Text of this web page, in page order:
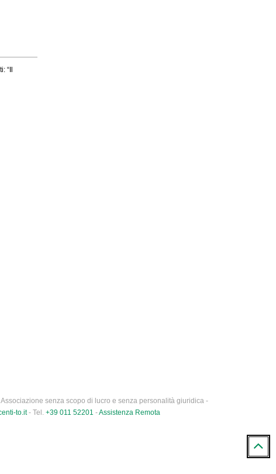
“Il
senza scopo di lucro e senza personalità giuridica -
to.it- Tel. +39 011 52201 -Assistenza Remota